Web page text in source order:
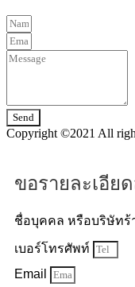
Send
Copyright ©2021 All
ขอรายละเอีย
ชื่อบุคคล หรือบริษัทร้
เบอร์โทรศัพท์
Email